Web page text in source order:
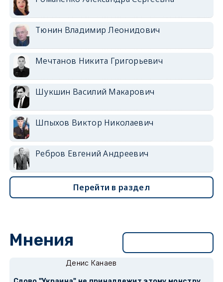
Тюнин Владимир Леонидович
Мечтанов Никита Григорьевич
Шукшин Василий Макарович
Шпыхов Виктор Николаевич
Ребров Евгений Андреевич
Перейти в раздел
Мнения
Денис Канаев